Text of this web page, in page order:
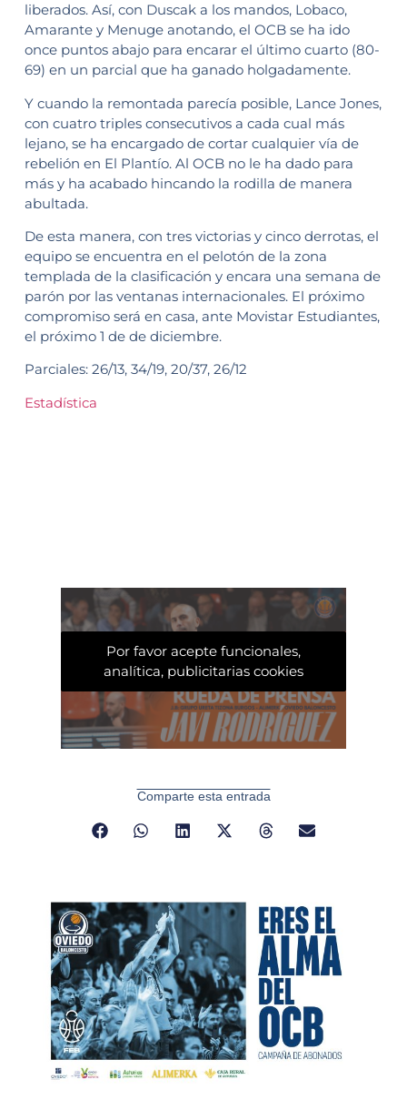
liberados. Así, con Duscak a los mandos, Lobaco,
Amarante y Menuge anotando, el OCB se ha ido
once puntos abajo para encarar el último cuarto (80-
69) en un parcial que ha ganado holgadamente.
Y cuando la remontada parecía posible, Lance Jones,
con cuatro triples consecutivos a cada cual más
lejano, se ha encargado de cortar cualquier vía de
rebelión en El Plantío. Al OCB no le ha dado para
más y ha acabado hincando la rodilla de manera
abultada.
De esta manera, con tres victorias y cinco derrotas, el
equipo se encuentra en el pelotón de la zona
templada de la clasificación y encara una semana de
parón por las ventanas internacionales. El próximo
compromiso será en casa, ante Movistar Estudiantes,
el próximo 1 de de diciembre.
Parciales: 26/13, 34/19, 20/37, 26/12
Estadística
Por favor acepte funcionales,
analítica, publicitarias cookies
Comparte esta entrada